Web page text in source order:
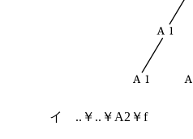
イ ..￥..￥A2￥f